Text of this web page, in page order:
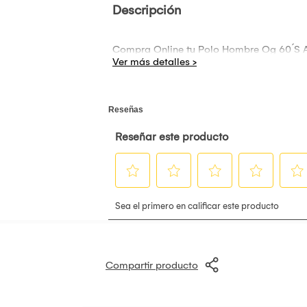
Descripción
Compra Online tu Polo Hombre Og
Compartir producto